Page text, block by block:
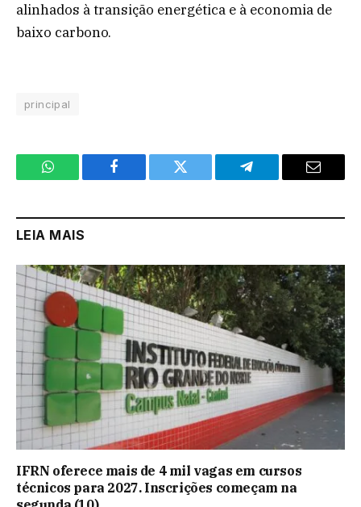
alinhados à transição energética e à economia de
baixo carbono.
principal
WhatsApp Facebook Twitter Telegram Email
LEIA MAIS
IFRN oferece mais de 4 mil vagas em cursos
técnicos para 2027. Inscrições começam na